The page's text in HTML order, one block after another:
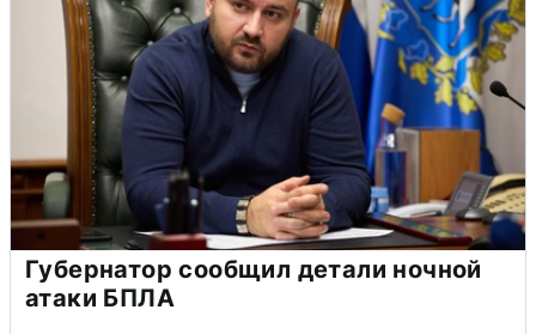
Губернатор сообщил детали ночной
атаки БПЛА